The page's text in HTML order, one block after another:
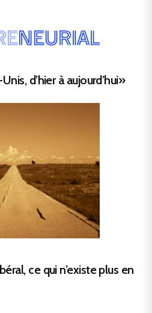
d’hier à aujourd’hui»
ce qui n’existe plus en